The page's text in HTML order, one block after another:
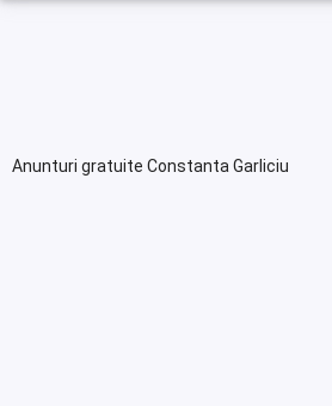
Anunturi gratuite Constanta Garliciu